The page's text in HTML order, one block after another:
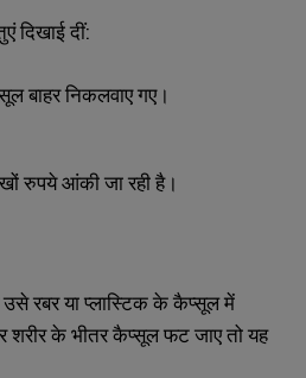
दिखाई दीं:
बाहर निकलवाए गए।
रुपये आंकी जा रही है।
रबर या प्लास्टिक के कैप्सूल में
शरीर के भीतर कैप्सूल फट जाए तो यह